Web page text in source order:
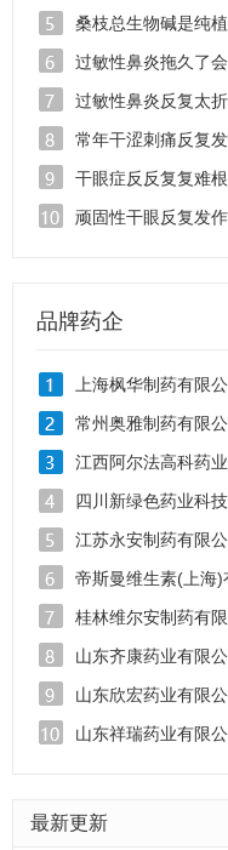
下
桑枝总生物碱是纯
过敏性鼻炎拖久了
过敏性鼻炎反复太
吗？
常年干涩刺痛反复
干眼症反反复复难
些
顽固性干眼反复发
品牌药企
上海枫华制药有限
常州奥雅制药有限公
江西阿尔法高科药
四川新绿色药业科
江苏永安制药有限公
帝斯曼维生素(上海)
桂林维尔安制药有
山东齐康药业有限公
山东欣宏药业有限公
山东祥瑞药业有限公
最新更新